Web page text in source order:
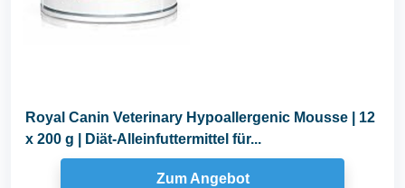
Royal Canin Veterinary Hypoallergenic Mousse | 12
x 200 g | Diät-Alleinfuttermittel für...
Zum Angebot